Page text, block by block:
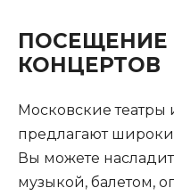
ПОСЕЩЕНИЕ
КОНЦЕРТОВ
Московские театры
предлагают
Вы можете
музыкой, балетом,